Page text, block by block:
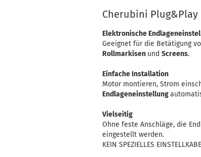
Cherubini Plug&Play
Elektronische
Geeignet für die Betätigung
Rollmarkisen und Screens.
Einfache Installation
Motor montieren, Strom
Endlageneinstellung
Vielseitig
Ohne feste Anschläge, die
eingestellt werden.
KEIN SPEZIELLES